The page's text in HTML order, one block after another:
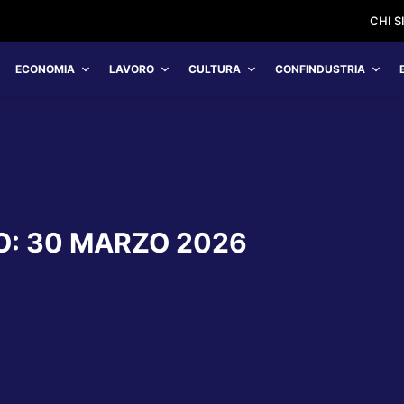
CHI
ECONOMIA LAVORO CULTURA CONFINDUSTRIA
30 MARZO 2026